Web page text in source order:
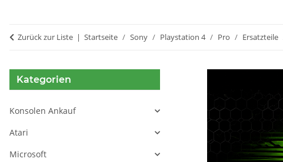
Zurück zur Liste Startseite Sony Playstation 4 Pro Ersatzteile
Kategorien
Konsolen Ankauf
Atari
Microsoft